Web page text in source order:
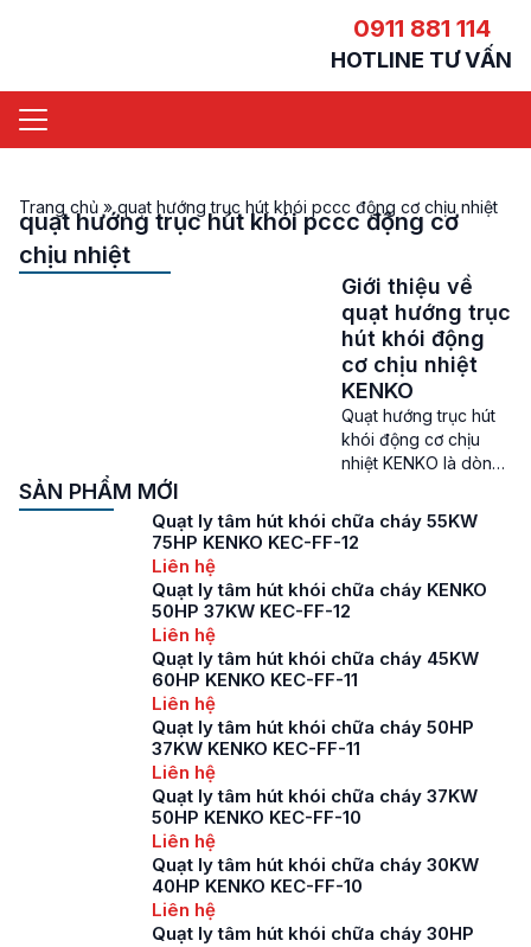
0911 881 114
HOTLINE TƯ VẤN
Trang chủ »quạt hướng trục hút khói pccc động cơ chịu nhiệt
quạt hướng trục hút khói pccc động cơ
chịu nhiệt
Giới thiệu về
quạt hướng trục
hút khói động
cơ chịu nhiệt
KENKO
Quạt hướng trục hút
khói động cơ chịu
nhiệt KENKO là dòng
sản xuất và lắp ráp
bởi Công ty Thành
cầu thông gió, hút
khói, cấp khí tươi, xử
Quạt được lắp đặt tại
cầu thang thoát hiểm,
SẢN PHẨM MỚI
Quạt ly tâm hút khói chữa cháy 55KW
75HP KENKO KEC-FF-12
Liên hệ
Quạt ly tâm hút khói chữa cháy KENKO
50HP 37KW KEC-FF-12
Liên hệ
Quạt ly tâm hút khói chữa cháy 45KW
60HP KENKO KEC-FF-11
Liên hệ
Quạt ly tâm hút khói chữa cháy 50HP
37KW KENKO KEC-FF-11
Liên hệ
Quạt ly tâm hút khói chữa cháy 37KW
50HP KENKO KEC-FF-10
Liên hệ
Quạt ly tâm hút khói chữa cháy 30KW
40HP KENKO KEC-FF-10
Liên hệ
Quạt ly tâm hút khói chữa cháy 30HP